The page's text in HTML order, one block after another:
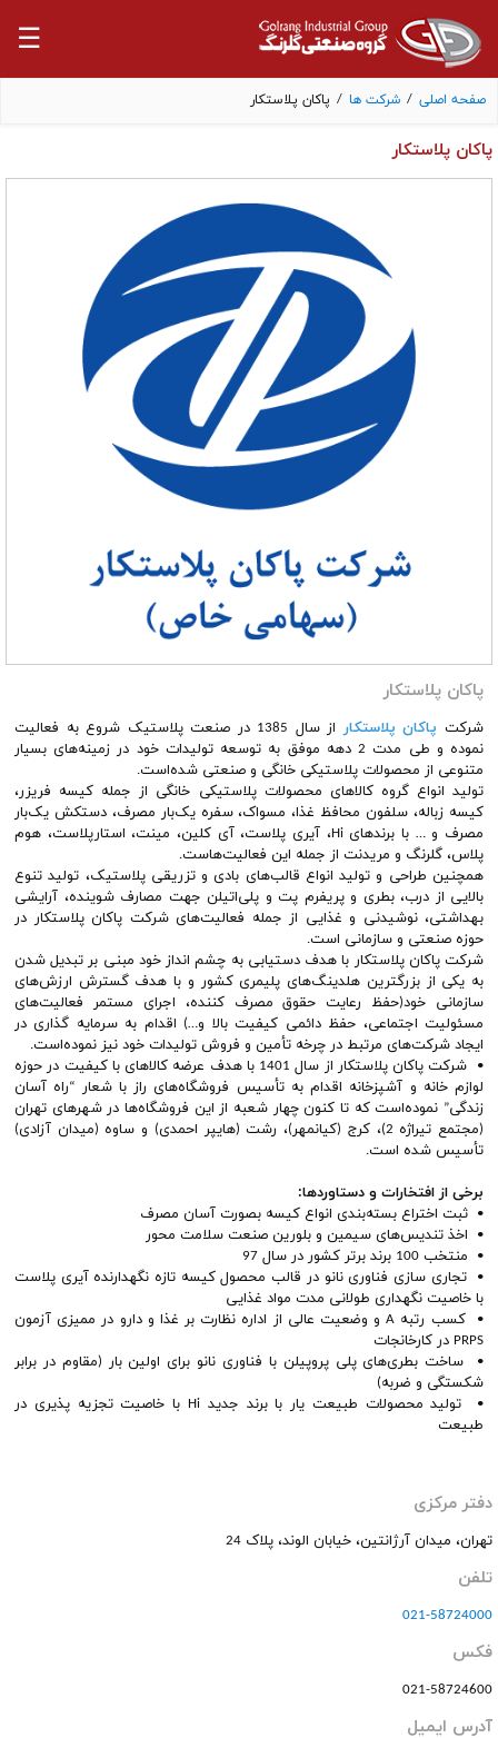
☰
صفحه اصلی / شرکت ها / پاکان پلاستکار
پاکان پلاستکار
پاکان پلاستکار
شرکت پاکان پلاستکار
از سال 1385 در صنعت پلاستیک شروع به فعالیت
نموده و طی مدت 2 دهه موفق به توسعه تولیدات خود در زمینه‌های بسیار
متنوعی از محصولات پلاستیکی خانگی و صنعتی شده‌است.
تولید انواع گروه کالاهای محصولات پلاستیکی خانگی از جمله کیسه فریزر،
کیسه زباله، سلفون محافظ غذا، مسواک، سفره یک‌بار مصرف، دستکش یک‌بار
مصرف و … با برندهای Hi، آیری پلاست، آی کلین، مینت، استارپلاست، هوم
پلاس، گلرنگ و مریدنت از جمله این فعالیت‌هاست.
همچنین طراحی و تولید انواع قالب‌های بادی و تزریقی پلاستیک، تولید تنوع
بالایی از درب، بطری و پریفرم پت و پلی‌اتیلن جهت مصارف شوینده، آرایشی
بهداشتی، نوشیدنی و غذایی از جمله فعالیت‌های شرکت پاکان پلاستکار در
حوزه صنعتی و سازمانی است.
شرکت پاکان پلاستکار با هدف دستیابی به چشم انداز خود مبنی بر تبدیل شدن
به یکی از بزرگترین هلدینگ‌های پلیمری کشور و با هدف گسترش ارزش‌های
سازمانی خود(حفظ رعایت حقوق مصرف‌ کننده، اجرای مستمر فعالیت‌های
مسئولیت اجتماعی، حفظ دائمی کیفیت بالا و…) اقدام به سرمایه گذاری در
ایجاد شرکت‌های مرتبط در چرخه تأمین و فروش تولیدات خود نیز نموده‌است.
• شرکت پاکان پلاستکار از سال 1401 با هدف عرضه کالاهای با کیفیت در حوزه
لوازم خانه و آشپزخانه اقدام به تأسیس فروشگاه‌های راز با شعار “راه آسان
زندگی” نموده‌است که تا کنون چهار شعبه از این فروشگاه‌ها در شهرهای تهران
(مجتمع تیراژه 2)، کرج (کیانمهر)، رشت (هایپر احمدی) و ساوه (میدان آزادی)
تأسیس شده ‌است.
برخی از افتخارات و دستاوردها:
• ثبت اختراع بسته‌بندی انواع کیسه بصورت آسان مصرف
• اخذ تندیس‌های سیمین و بلورین صنعت سلامت محور
• منتخب 100 برند برتر کشور در سال 97
• تجاری سازی فناوری نانو در قالب محصول کیسه تازه نگهدارنده آیری پلاست
با خاصیت نگهداری طولانی مدت مواد غذایی
• کسب رتبه A و وضعیت عالی از اداره نظارت بر غذا و دارو در ممیزی آزمون
PRPS در کارخانجات
• ساخت بطری‌های پلی پروپیلن با فناوری نانو برای اولین بار (مقاوم در برابر
شکستگی و ضربه)
• تولید محصولات طبیعت یار با برند جدید Hi با خاصیت تجزیه پذیری در
طبیعت
دفتر مرکزی
تهران، میدان آرژانتین، خیابان الوند، پلاک 24
تلفن
021-58724000
فکس
021-58724600
آدرس ایمیل